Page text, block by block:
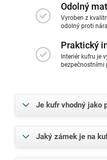
Odolný
Vyroben z
odolný proti
Praktický
Interiér kufru je
bezpečnostními
Je kufr vhodný jako
Jaký zámek je na